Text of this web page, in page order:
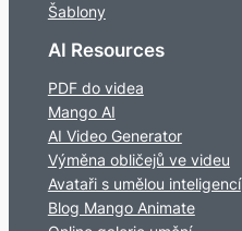
Šablony
AI Resources
PDF do videa
Mango AI
AI Video Generator
Výměna obličejů ve videu
Avataři s umělou inteligencí
Blog Mango Animate